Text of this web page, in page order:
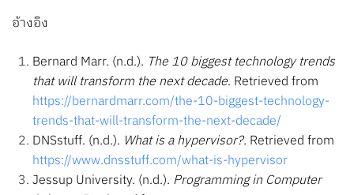
อ้างอิง
Bernard Marr. (n.d.). The 10 biggest technology trends
that will transform the next decade. Retrieved from
https://bernardmarr.com/the-10-biggest-technology-
trends-that-will-transform-the-next-decade/
DNSstuff. (n.d.). What is a hypervisor?. Retrieved from
https://www.dnsstuff.com/what-is-hypervisor
Jessup University. (n.d.). Programming in Computer